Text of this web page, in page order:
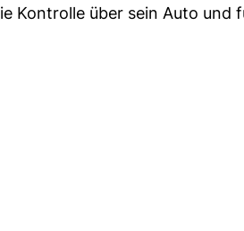
Kontrolle über sein Auto und